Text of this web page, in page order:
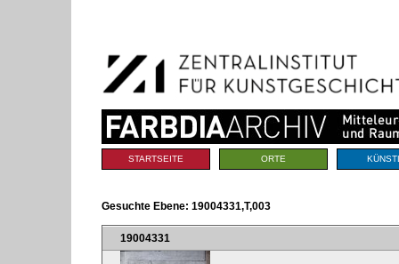
Navigation
Sektionen
STARTSEITE ORTE
Gesuchte Ebene: 19004331,T,003
19004331